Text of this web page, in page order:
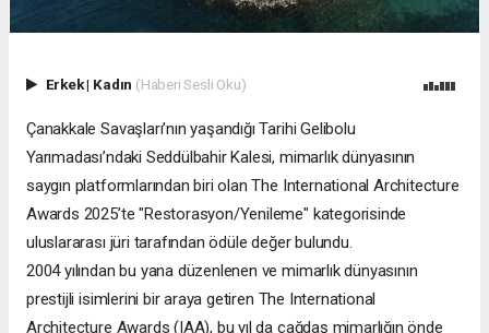
Erkek| Kadın (Haberi Sesli Oku)
Çanakkale Savaşları’nın yaşandığı Tarihi Gelibolu
Yarımadası’ndaki Seddülbahir Kalesi, mimarlık dünyasının
saygın platformlarından biri olan The International Architecture
Awards 2025’te "Restorasyon/Yenileme" kategorisinde
uluslararası jüri tarafından ödüle değer bulundu.
2004 yılından bu yana düzenlenen ve mimarlık dünyasının
prestijli isimlerini bir araya getiren The International
Architecture Awards (IAA), bu yıl da çağdaş mimarlığın önde